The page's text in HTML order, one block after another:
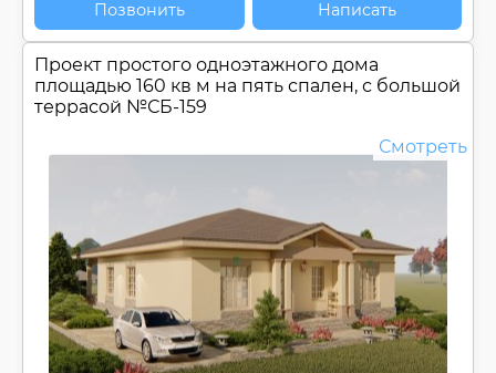
Для скутеров/квадроциклов
Опции:
Балкон
Баня/сауна
Домашний кинотеатр
Доступный для инвалидов
Застеклённая веранда
Зимний сад/Оранжерея
Кабинет
Позвонить Написать
Проект простого одноэтажного дома
площадью 160 кв м на пять спален, с большой
террасой №СБ-159
Смотреть